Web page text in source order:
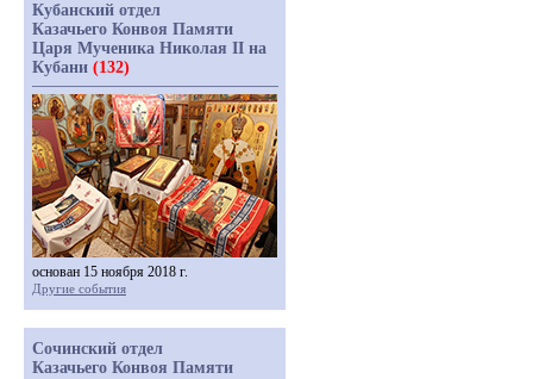
Кубанский отдел
Казачьего Конвоя Памяти
Царя Мученика Николая II на
Кубани (132)
основан 15 ноября 2018 г.
Другие события
Сочинский отдел
Казачьего Конвоя Памяти